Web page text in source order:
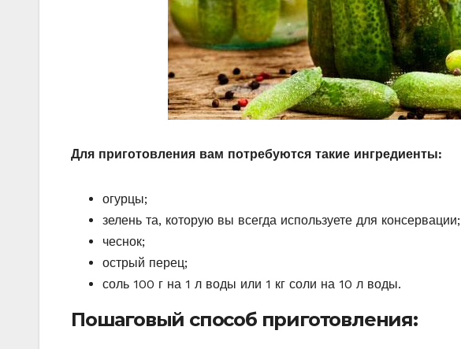
Для приготовления вам потребуются такие ингредиенты:
огурцы;
зелень та, которую вы всегда используете для консервации;
чеснок;
острый перец;
соль 100 г на 1 л воды или 1 кг соли на 10 л воды.
Пошаговый способ приготовления: